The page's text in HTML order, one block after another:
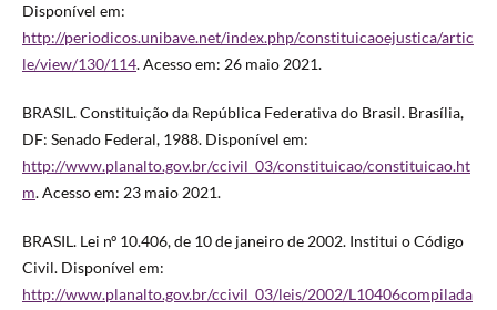
Disponível em:
http://periodicos.unibave.net/index.php/constituicaoejustica/artic
le/view/130/114. Acesso em: 26 maio 2021.
BRASIL. Constituição da República Federativa do Brasil. Brasília,
DF: Senado Federal, 1988. Disponível em:
http://www.planalto.gov.br/ccivil_03/constituicao/constituicao.ht
m. Acesso em: 23 maio 2021.
BRASIL. Lei nº 10.406, de 10 de janeiro de 2002. Institui o Código
Civil. Disponível em:
http://www.planalto.gov.br/ccivil_03/leis/2002/L10406compilada